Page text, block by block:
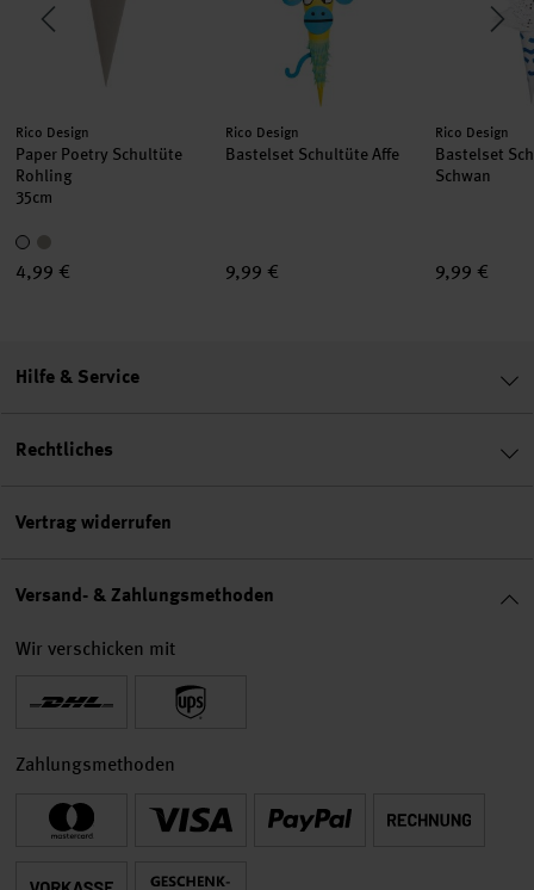
Hersteller:
Rico Design
Paper Poetry Schultüte
Rohling
35cm
4,99 €
Hersteller:
Rico Design
Bastelset Schultüte Affe
9,99 €
Hersteller:
Rico Design
Bastelset
Schwan
9,99 €
Hilfe & Service
Rechtliches
Vertrag widerrufen
Versand- & Zahlungsmethoden
Wir verschicken mit
Zahlungsmethoden